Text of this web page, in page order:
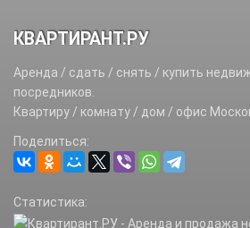
КВАРТИРАНТ.РУ
Аренда / сдать / снять / купить
посредников.
Квартиру / комнату / дом / офис
Поделиться:
Статистика: